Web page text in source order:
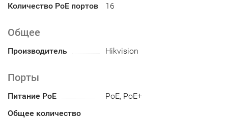
Количество PoE портов 16
Общее
Производитель Hikvision
Порты
Питание PoE
PoE, PoE+
Общее количество